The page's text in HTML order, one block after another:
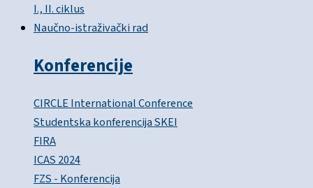
I., II. ciklus
Naučno-istraživački rad
Konferencije
CIRCLE International Conference
Studentska konferencija SKEI
FIRA
ICAS 2024
FZS - Konferencija